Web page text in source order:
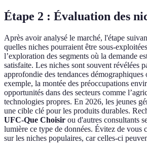
Étape 2 : Évaluation des
Après avoir analysé le marché, l'étape
quelles niches pourraient être sous-
l’exploration des segments où la demande
satisfaite. Les niches sont souvent révélées
approfondie des tendances démographiques
exemple, la montée des préoccupations
opportunités dans des secteurs comme
technologies propres. En 2026, les jeunes
une cible clé pour les produits durables.
UFC-Que Choisir ou d'autres consultants
lumière ce type de données. Évitez de vous
sur les niches populaires, car celles-ci